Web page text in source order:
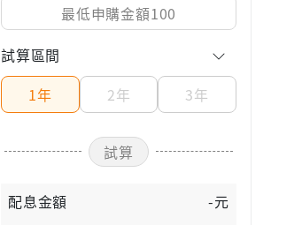
試算區間
1年
2年 3年
試算
配息金額
-元